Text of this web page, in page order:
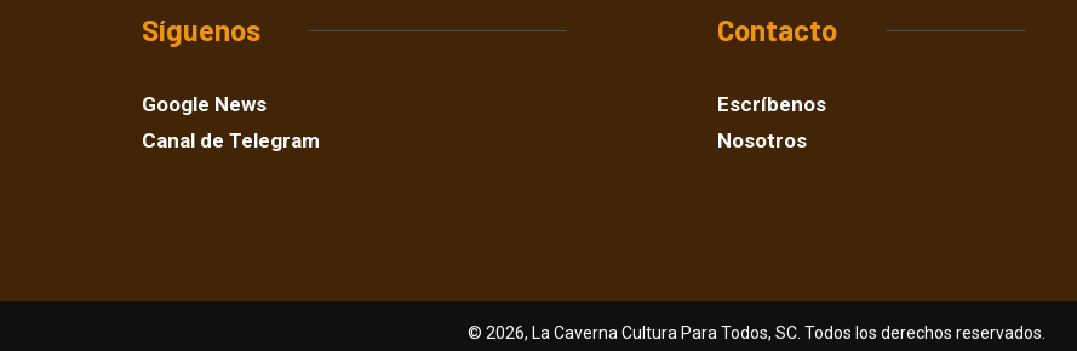
Síguenos
Google News
Canal de Telegram
Contacto
Escríbenos
Nosotros
© 2026, La Caverna Cultura Para Todos, SC. Todos los derechos reservados.